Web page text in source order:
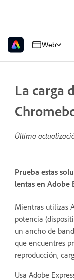
Web
La carga
Última
Prueba estas
lentas en Adobe
Mientras utilizas
potencia
un ancho de
que encuentres
reproducción,
Usa Adobe